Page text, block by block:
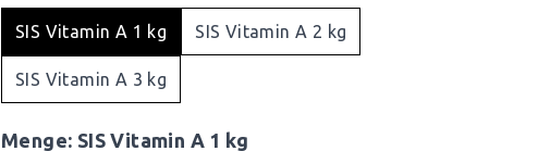
SIS Vitamin A 1 kg SIS Vitamin A 2 kg
SIS Vitamin A 3 kg
Menge: SIS Vitamin A 1 kg